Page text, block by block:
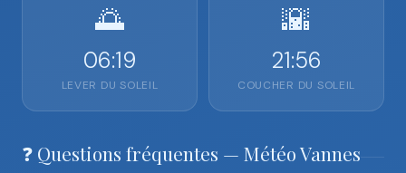
🌅
06:19
LEVER DU SOLEIL
🌇
21:56
COUCHER DU SOLEIL
❓ Questions fréquentes — Météo Vannes